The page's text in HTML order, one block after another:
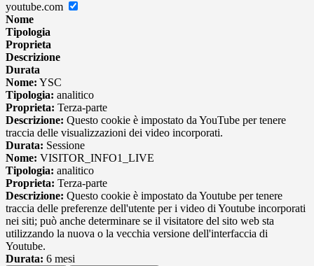
youtube.com
Nome
Tipologia
Proprieta
Descrizione
Durata
Nome: YSC
Tipologia: analitico
Proprieta: Terza-parte
Descrizione: Questo cookie è impostato da YouTube per tenere
traccia delle visualizzazioni dei video incorporati.
Durata: Sessione
Nome: VISITOR_INFO1_LIVE
Tipologia: analitico
Proprieta: Terza-parte
Descrizione: Questo cookie è impostato da Youtube per tenere
traccia delle preferenze dell'utente per i video di Youtube incorporati
nei siti; può anche determinare se il visitatore del sito web sta
utilizzando la nuova o la vecchia versione dell'interfaccia di
Youtube.
Durata: 6 mesi